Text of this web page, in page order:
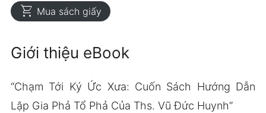
shopping_cart Mua sách giấy
Giới thiệu eBook
“Chạm Tới Ký Ức Xưa: Cuốn Sách Hướng Dẫn
Lập Gia Phả Tổ Phả Của Ths. Vũ Đức Huynh”